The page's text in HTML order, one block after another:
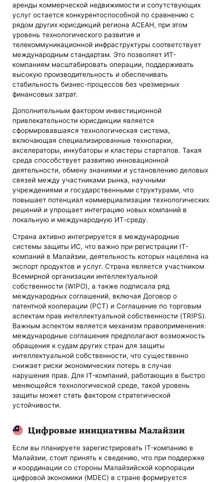
аренды коммерческой недвижимости и сопутствующих
услуг остается конкурентоспособной по сравнению с
рядом других юрисдикций региона АСЕАН, при этом
уровень технологического развития и
телекоммуникационной инфраструктуры соответствует
международным стандартам. Это позволяет ИТ-
компаниям масштабировать операции, поддерживать
высокую производительность и обеспечивать
стабильность бизнес-процессов без чрезмерных
финансовых затрат.
Дополнительным фактором инвестиционной
привлекательности юрисдикции является
сформировавшаяся технологическая система,
включающая специализированные технопарки,
акселераторы, инкубаторы и кластеры стартапов. Такая
среда способствует развитию инновационной
деятельности, обмену знаниями и установлению деловых
связей между участниками рынка, научными
учреждениями и государственными структурами, что
повышает потенциал коммерциализации технологических
решений и упрощает интеграцию новых компаний в
локальную и международную ИТ-среду.
Страна активно интегрируется в международные
системы защиты ИС, что важно при регистрации IT-
компаний в Малайзии, деятельность которых нацелена на
экспорт продуктов и услуг. Страна является участником
Всемирной организации интеллектуальной
собственности (WIPO), а также подписала ряд
международных соглашений, включая Договор о
патентной кооперации (PCT) и Соглашение по торговым
аспектам прав интеллектуальной собственности (TRIPS).
Важным аспектом является механизм правоприменения:
международные соглашения предполагают возможность
обращения к судам других стран для защиты
интеллектуальной собственности, что существенно
снижает риски экономических потерь в случае
нарушения прав. Для IT-компаний, работающих в быстро
меняющейся технологической среде, такой уровень
защиты может стать фактором стратегической
устойчивости.
Цифровые инициативы Малайзии
Если вы планируете зарегистрировать IT-компанию в
Малайзии, стоит принять к сведению, что при поддержке
и координации со стороны Малайзийской корпорации
цифровой экономики (MDEC) в стране формируется